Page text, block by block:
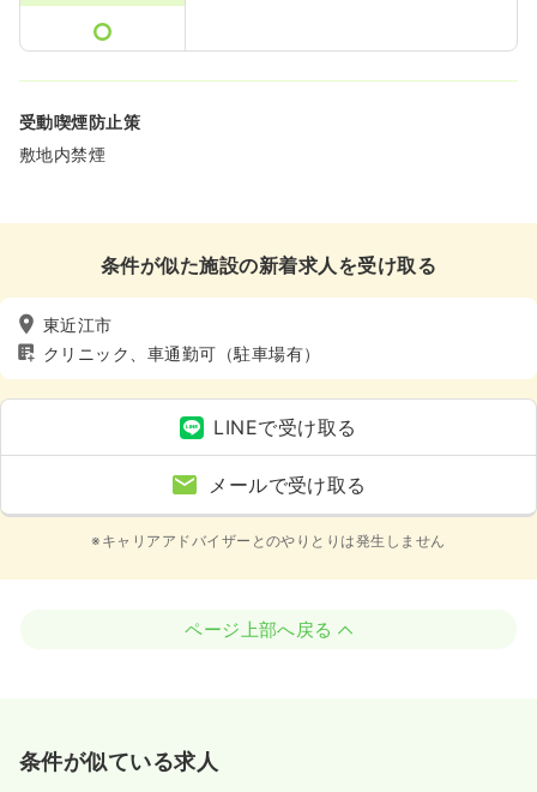
受動喫煙防止策
敷地内禁煙
条件が似た施設の新着求人を受け取る
東近江市
クリニック、車通勤可（駐車場有）
LINEで受け取る
メールで受け取る
※キャリアアドバイザーとのやりとりは発生しません
ページ上部へ戻る
条件が似ている求人